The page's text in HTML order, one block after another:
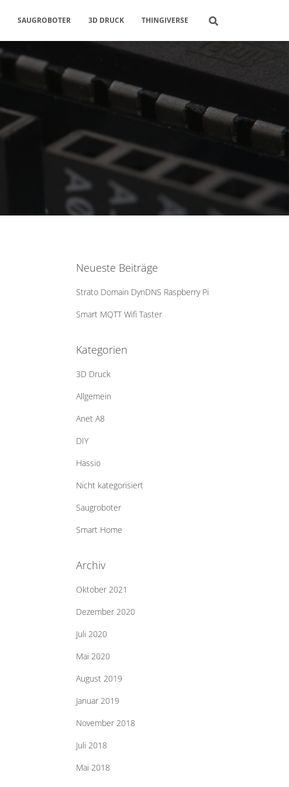
SAUGROBOTER 3D DRUCK THINGIVERSE
Neueste Beiträge
Strato Domain DynDNS Raspberry Pi
Smart MQTT Wifi Taster
Kategorien
3D Druck
Allgemein
Anet A8
DIY
Hassio
Nicht kategorisiert
Saugroboter
Smart Home
Archiv
Oktober 2021
Dezember 2020
Juli 2020
Mai 2020
August 2019
Januar 2019
November 2018
Juli 2018
Mai 2018